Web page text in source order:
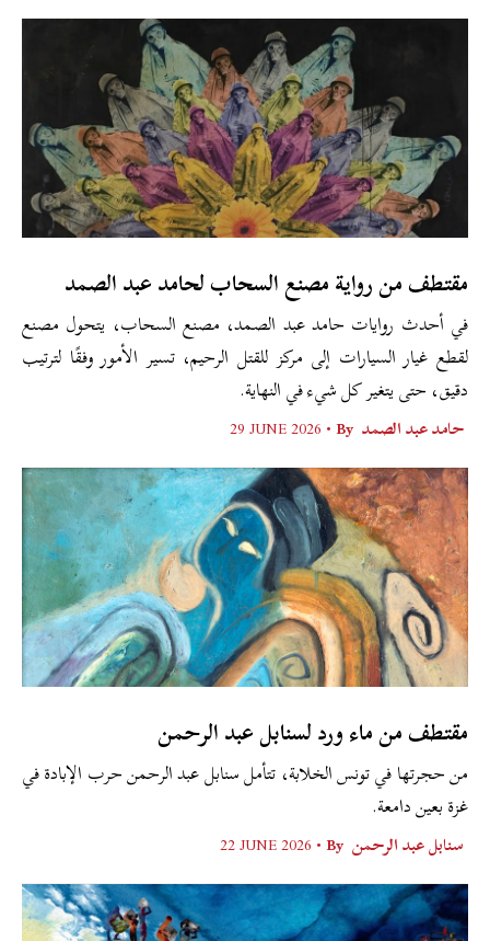
مقتطف من رواية مصنع السحاب لحامد عبد الصمد
في أحدث روايات حامد عبد الصمد، مصنع السحاب، يتحول مصنع
لقطع غيار السيارات إلى مركز للقتل الرحيم، تسير الأمور وفقًا لترتيب
دقيق، حتى يتغير كل شيء في النهاية.
حامد عبد الصمد 29 JUNE 2026
مقتطف من ماء ورد لسنابل عبد الرحمن
من حجرتها في تونس الخلابة، تتأمل سنابل عبد الرحمن حرب الإبادة في
غزة بعين دامعة.
سنابل عبد الرحمن 22 JUNE 2026